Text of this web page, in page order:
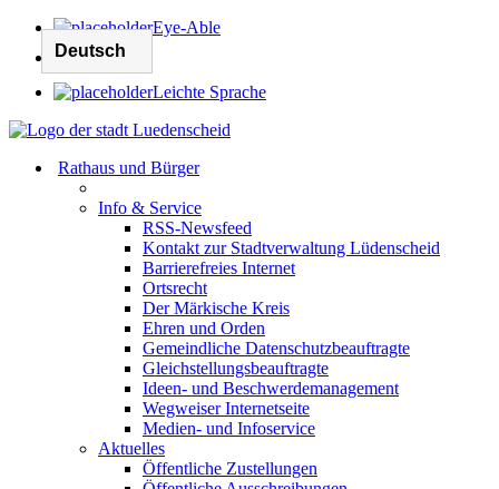
Eye-Able
Leichte Sprache
Rathaus und Bürger
Info & Service
RSS-Newsfeed
Kontakt zur Stadtverwaltung Lüdenscheid
Barrierefreies Internet
Ortsrecht
Der Märkische Kreis
Ehren und Orden
Gemeindliche Datenschutzbeauftragte
Gleichstellungsbeauftragte
Ideen- und Beschwerdemanagement
Wegweiser Internetseite
Medien- und Infoservice
Aktuelles
Öffentliche Zustellungen